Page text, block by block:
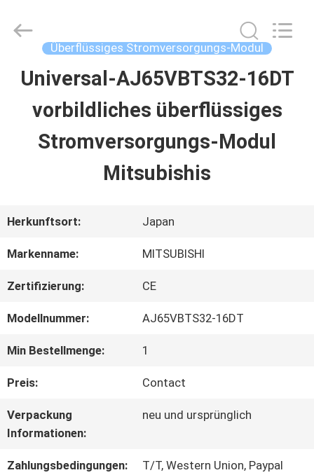
STARTSEITE
PRODUKTE
FABRIK
TOUR
KONTAKT
Wisdomlong
Überflüssiges Stromversorgungs-Modul
Universal-AJ65VBTS32-16DT
vorbildliches überflüssiges
Stromversorgungs-Modul
Mitsubishis
Herkunftsort: Japan
Markenname: MITSUBISHI
Zertifizierung: CE
Modellnummer: AJ65VBTS32-16DT
Min Bestellmenge: 1
Preis: Contact
Verpackung
Informationen:
neu und ursprünglich
Zahlungsbedingungen: T/T, Western Union, Paypal